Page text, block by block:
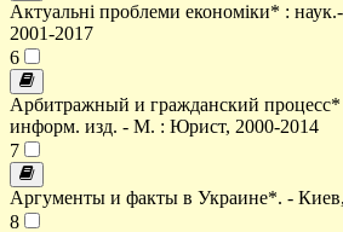
Актуальні проблеми економіки* :
2001-2017
6
Арбитражный и гражданский процесс*
информ. изд. - М. : Юрист, 2000-2014
7
Аргументы и факты в Украине*. -
8